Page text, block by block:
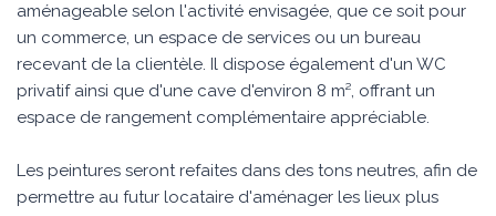
aménageable selon l'activité envisagée, que ce soit pour
un commerce, un espace de services ou un bureau
recevant de la clientèle. Il dispose également d'un WC
privatif ainsi que d'une cave d'environ 8 m², offrant un
espace de rangement complémentaire appréciable.
Les peintures seront refaites dans des tons neutres, afin de
permettre au futur locataire d'aménager les lieux plus